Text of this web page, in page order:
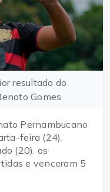
resultado do
Gomes
Pernambucano
feira (24).
(20), os
e venceram 5